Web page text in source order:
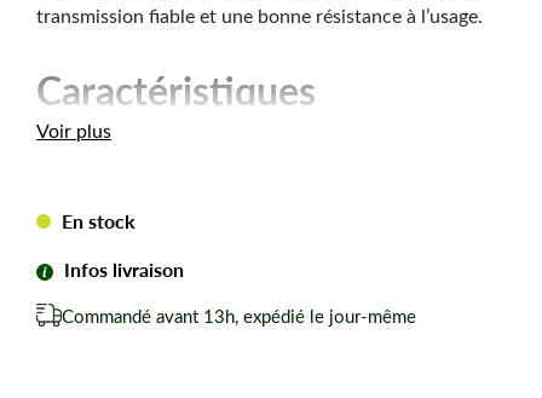
transmission fiable et une bonne résistance à l’usage.
Caractéristiques
techniques
Hauteur courroie :
Forme de courroie :
Marque :Teknic
Voir plus
En stock
Infos livraison
Commandé avant 13h, expédié le jour-même